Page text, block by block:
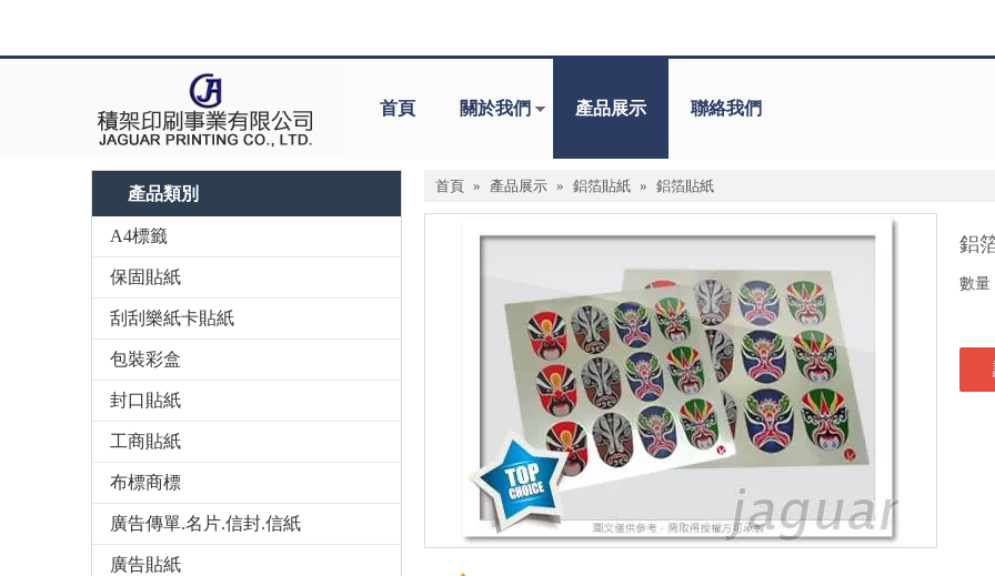
首頁 關於我們 產品展示 聯絡我們
產品類別
A4標籤
保固貼紙
刮刮樂紙卡貼紙
包裝彩盒
封口貼紙
工商貼紙
布標商標
廣告傳單.名片.信封.信紙
廣告貼紙
首頁 » 產品展示 » 鋁箔貼紙 » 鋁箔貼紙
鋁
數量